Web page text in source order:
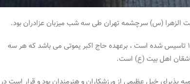
الزهرا (س) سرچشمه تهران طی سه شب میزبان عزادران بود.
مدیریت این حسینیه که از سال ۱۳۹۰ تاسیس شده است ، برعهده حاج اکبر یموتی می باشد که هر سه